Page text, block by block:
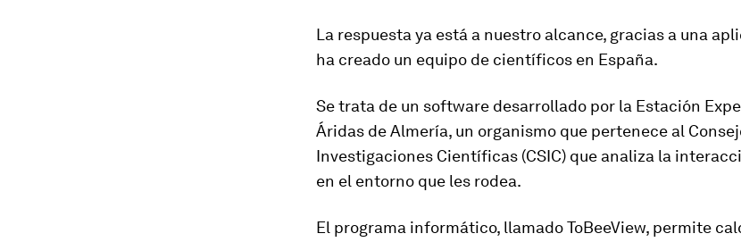
La respuesta ya está a nuestro alcance, gracias a una
ha creado un equipo de científicos en España.
Se trata de un software desarrollado por la Estación
Áridas de Almería, un organismo que pertenece al
Investigaciones Científicas (CSIC) que analiza la
en el entorno que les rodea.
El programa informático, llamadoToBeeView, permite